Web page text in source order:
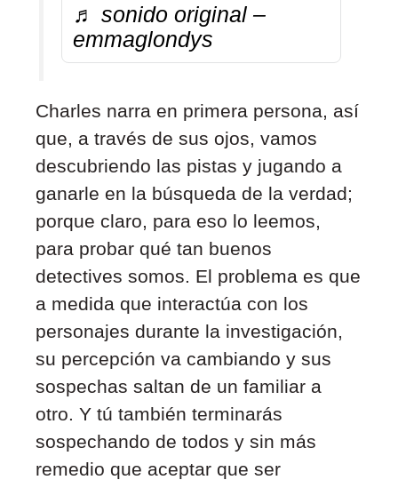
♬ sonido original –
emmaglondys
Charles narra en primera persona, así
que, a través de sus ojos, vamos
descubriendo las pistas y jugando a
ganarle en la búsqueda de la verdad;
porque claro, para eso lo leemos,
para probar qué tan buenos
detectives somos. El problema es que
a medida que interactúa con los
personajes durante la investigación,
su percepción va cambiando y sus
sospechas saltan de un familiar a
otro. Y tú también terminarás
sospechando de todos y sin más
remedio que aceptar que ser